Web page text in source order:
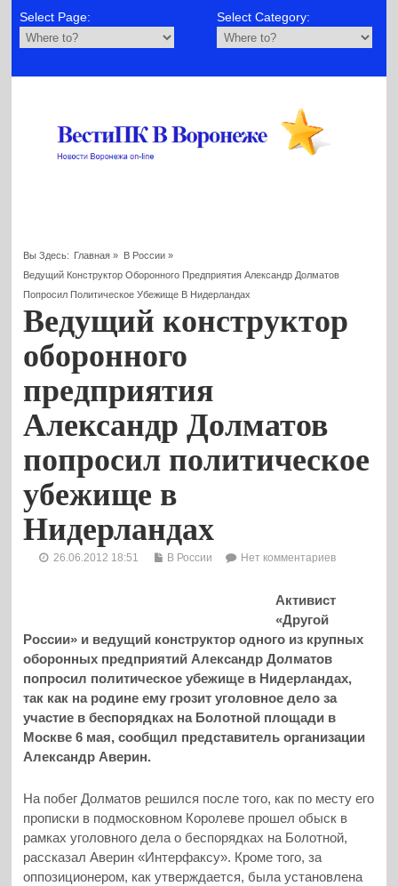
Select Page: Select Category:
Вы Здесь: Главная » В России»
Ведущий Конструктор Оборонного Предприятия Александр Долматов
Попросил Политическое Убежище В Нидерландах
Ведущий конструктор
оборонного
предприятия
Александр Долматов
попросил политическое
убежище в
Нидерландах
26.06.2012 18:51 В России Нет комментариев
Активист
«Другой
России» и ведущий конструктор одного из крупных
оборонных предприятий Александр Долматов
попросил политическое убежище в Нидерландах,
так как на родине ему грозит уголовное дело за
участие в беспорядках на Болотной площади в
Москве 6 мая, сообщил представитель организации
Александр Аверин.
На побег Долматов решился после того, как по месту его
прописки в подмосковном Королеве прошел обыск в
рамках уголовного дела о беспорядках на Болотной,
рассказал Аверин «Интерфаксу». Кроме того, за
оппозиционером, как утверждается, была установлена